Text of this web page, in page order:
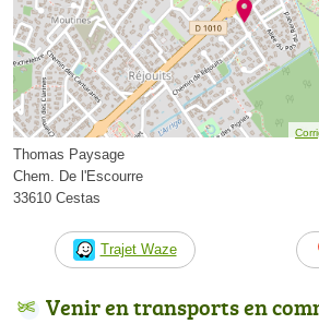
Thomas Paysage
Chem. De l'Escourre
33610 Cestas
Trajet Waze
Venir en transports en